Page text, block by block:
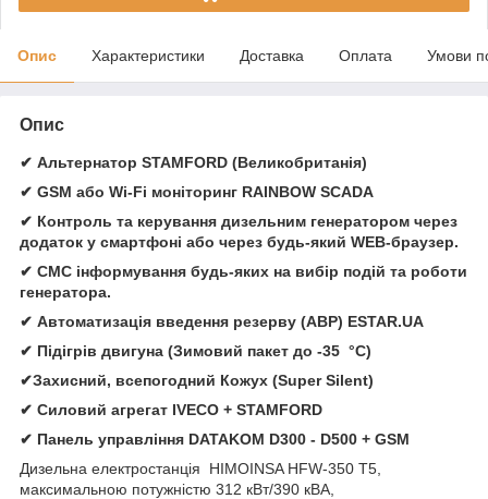
Опис Характеристики Доставка Оплата Умови
Опис
✔ Альтернатор STAMFORD (Великобританія)
✔ GSM або Wi-Fi моніторинг RAINBOW SCADA
✔ Контроль та керування дизельним генератором через
додаток у смартфоні або через будь-який WEB-браузер.
✔ СМС інформування будь-яких на вибір подій та роботи
генератора.
✔ Автоматизація введення резерву (АВР) ESTAR.UA
✔ Підігрів двигуна (Зимовий пакет до -35 °C)
✔Захисний, всепогодний Кожух (Super Silent)
✔ Силовий агрегат IVECO + STAMFORD
✔ Панель управління DATAKOM D300 - D500 + GSM
Дизельна електростанція
HIMOINSA HFW-350 T5,
максимальною потужністю 312 кВт/390 кВА,